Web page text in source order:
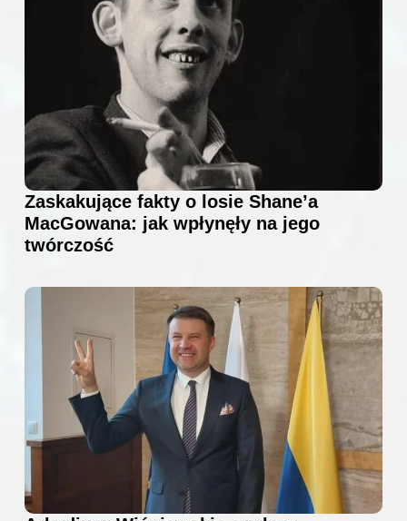
Zaskakujące fakty o losie Shane’a
MacGowana: jak wpłynęły na jego
twórczość